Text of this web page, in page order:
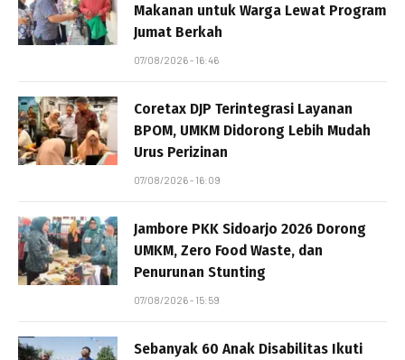
Makanan untuk Warga Lewat Program
Jumat Berkah
07/08/2026 - 16:46
Coretax DJP Terintegrasi Layanan
BPOM, UMKM Didorong Lebih Mudah
Urus Perizinan
07/08/2026 - 16:09
Jambore PKK Sidoarjo 2026 Dorong
UMKM, Zero Food Waste, dan
Penurunan Stunting
07/08/2026 - 15:59
Sebanyak 60 Anak Disabilitas Ikuti